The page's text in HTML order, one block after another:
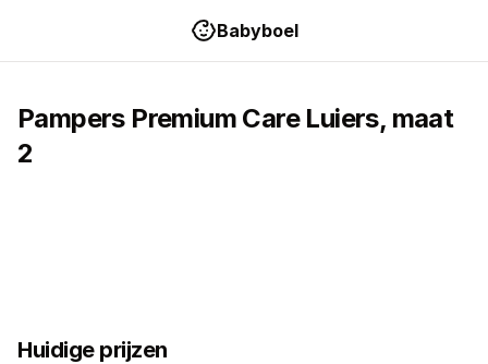
Babyboel
Pampers Premium Care Luiers, maat
2
Huidige prijzen